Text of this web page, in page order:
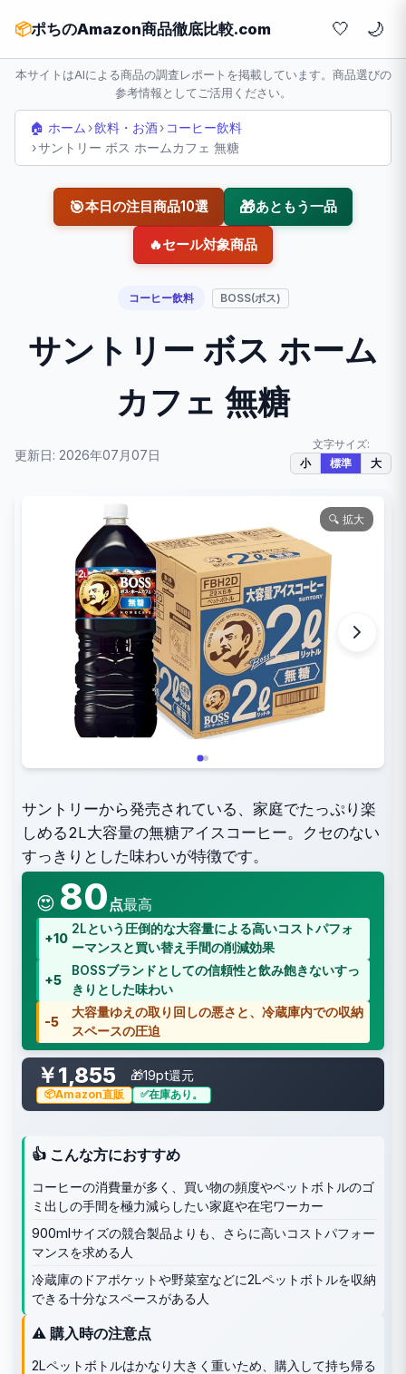
📦ポちのAmazon商品徹底比較.com 🤍
本サイトはAIによる商品の調査レポートを掲載しています。商品選びの
参考情報としてご活用ください。
🏠 ホーム ›飲料・お酒› コーヒー飲料
›サントリー ボス ホームカフェ 無糖
🎯本日の注目商品10選 🎁あともう一品
🔥セール対象商品
コーヒー飲料 BOSS(ボス)
サントリー ボス ホーム
カフェ 無糖
更新日: 2026年07月07日
文字サイズ:
小 標準 大
🔍 拡大
サントリーから発売されている、家庭でたっぷり楽
しめる2L大容量の無糖アイスコーヒー。クセのない
すっきりとした味わいが特徴です。
😍 80 点最高
+10
2Lという圧倒的な大容量による高いコストパフォ
ーマンスと買い替え手間の削減効果
+5
BOSSブランドとしての信頼性と飲み飽きないすっ
きりとした味わい
-5
大容量ゆえの取り回しの悪さと、冷蔵庫内での収納
スペースの圧迫
￥1,855 🎁19pt還元
Amazon直販 在庫あり。
👍 こんな方におすすめ
コーヒーの消費量が多く、買い物の頻度やペットボトルのゴ
ミ出しの手間を極力減らしたい家庭や在宅ワーカー
900mlサイズの競合製品よりも、さらに高いコストパフォー
マンスを求める人
冷蔵庫のドアポケットや野菜室などに2Lペットボトルを収納
できる十分なスペースがある人
⚠️ 購入時の注意点
2Lペットボトルはかなり大きく重いため、購入して持ち帰る